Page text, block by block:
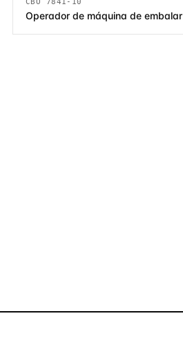
Operador de máquina de embalar